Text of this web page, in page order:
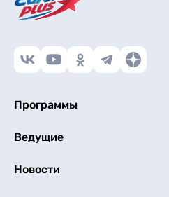
Программы
Ведущие
Новости